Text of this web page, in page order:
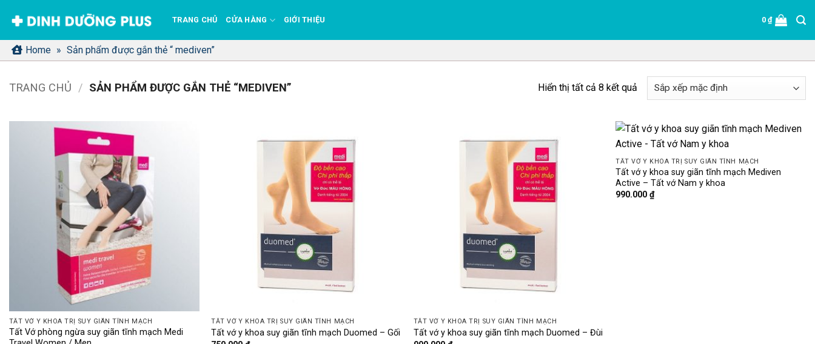
qua
nội
dung
TRANG CHỦ CỬA HÀNG GIỚI THIỆU 0₫
Home » Sản phẩm được gắn thẻ “ mediven”
TRANG CHỦ / SẢN PHẨM ĐƯỢC GẮN THẺ “MEDIVEN” Hiển thị tất cả 8 kết quả
TẤT VỚ Y KHOA TRỊ SUY GIÃN TĨNH MẠCH
Tất Vớ phòng ngừa suy giãn tĩnh mạch Medi
TẤT VỚ Y KHOA TRỊ SUY GIÃN TĨNH MẠCH
Tất vớ y khoa suy giãn tĩnh mạch Duomed – Gối
TẤT VỚ Y KHOA TRỊ SUY GIÃN TĨNH MẠCH
Tất vớ y khoa suy giãn tĩnh mạch Duomed – Đùi
TẤT VỚ Y KHOA TRỊ SUY GIÃN TĨNH MẠCH
Tất vớ y khoa suy giãn tĩnh mạch Mediven
Active – Tất vớ Nam y khoa
990.000₫